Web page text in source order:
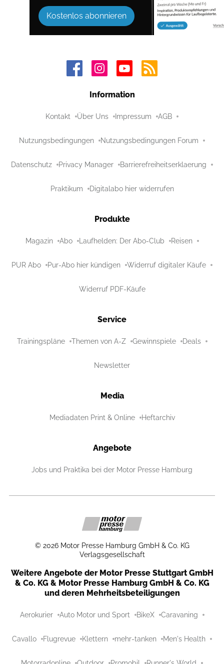
Kostenlos abonnieren
Information
Kontakt Über Uns Impressum AGB
Nutzungsbedingungen Nutzungsbedingungen Forum
Datenschutz Privacy Manager Barrierefreiheitserklaerung
Praktikum Digitalabo hier widerrufen
Produkte
Magazin Abo Laufhelden: Der Abo-Club Reisen
PUR Abo Pur-Abo hier kündigen Widerruf digitaler Käufe
Widerruf PDF-Käufe
Service
Trainingspläne Themen von A-Z Gewinnspiele Deals
Newsletter
Media
Mediadaten Print & Online Heftarchiv
Angebote
Jobs und Praktika bei der Motor Presse Hamburg
© 2026 Motor Presse Hamburg GmbH & Co. KG
Verlagsgesellschaft
Weitere Angebote der Motor Presse Stuttgart GmbH
& Co. KG & Motor Presse Hamburg GmbH & Co. KG
und deren Mehrheitsbeteiligungen
Aerokurier Auto Motor und Sport BikeX Caravaning
Cavallo Flugrevue Klettern mehr-tanken Men's Health